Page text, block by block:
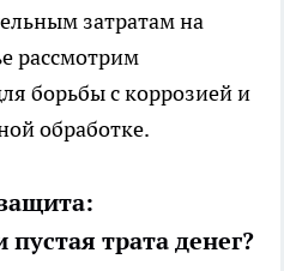
затратам на
рассмотрим
борьбы с коррозией и
обработке.
трата денег?